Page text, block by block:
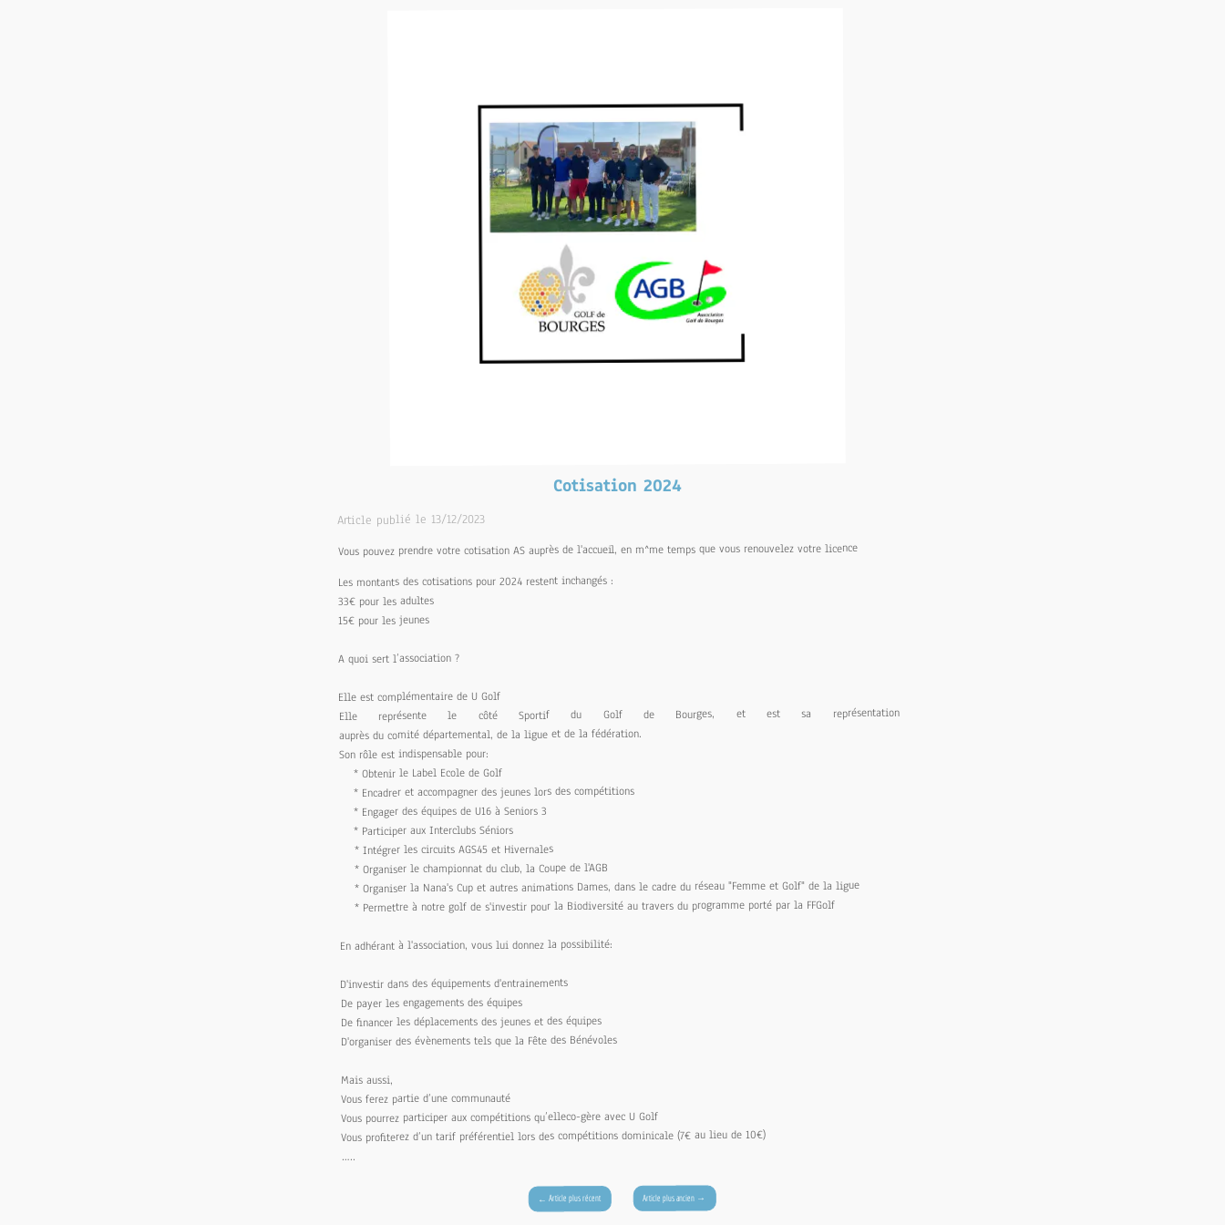
Cotisation 2024
Article publié le 13/12/2023
Vous pouvez prendre votre cotisation AS auprès de l'accueil, en m^me temps que vous renouvelez votre licence
Les montants des cotisations pour 2024 restent inchangés :
33€ pour les adultes
15€ pour les jeunes
A quoi sert l’association ?
Elle est complémentaire de U Golf
Elle représente le côté Sportif du Golf de Bourges, et est sa représentation
auprès du comité départemental, de la ligue et de la fédération.
Son rôle est indispensable pour:
* Obtenir le Label Ecole de Golf
* Encadrer et accompagner des jeunes lors des compétitions
* Engager des équipes de U16 à Seniors 3
* Participer aux Interclubs Séniors
* Intégrer les circuits AGS45 et Hivernales
* Organiser le championnat du club, la Coupe de l'AGB
* Organiser la Nana's Cup et autres animations Dames, dans le cadre du réseau "Femme et Golf" de la ligue
* Permettre à notre golf de s'investir pour la Biodiversité au travers du programme porté par la FFGolf
En adhérant à l'association, vous lui donnez la possibilité:
D'investir dans des équipements d'entrainements
De payer les engagements des équipes
De financer les déplacements des jeunes et des équipes
D'organiser des évènements tels que la Fête des Bénévoles
Mais aussi,
Vous ferez partie d’une communauté
Vous pourrez participer aux compétitions qu’elleco-gère avec U Golf
Vous profiterez d’un tarif préférentiel lors des compétitions dominicale (7€ au lieu de 10€)
…..
←Article plus récent Article plus ancien →